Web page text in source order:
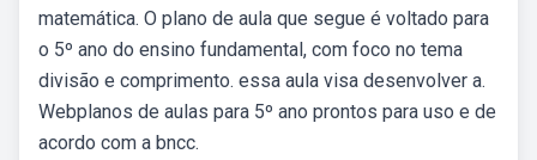
matemática. O plano de aula que segue é voltado para
o 5º ano do ensino fundamental, com foco no tema
divisão e comprimento. essa aula visa desenvolver a.
Webplanos de aulas para 5º ano prontos para uso e de
acordo com a bncc.